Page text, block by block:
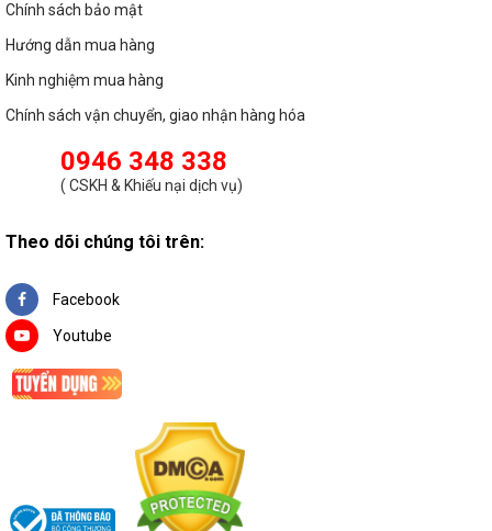
Chính sách bảo mật
Hướng dẫn mua hàng
Kinh nghiệm mua hàng
Chính sách vận chuyển, giao nhận hàng hóa
0946 348 338
( CSKH & Khiếu nại dịch vụ)
Theo dõi chúng tôi trên:
Facebook
Youtube